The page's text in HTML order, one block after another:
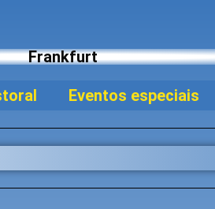
Frankfurt
Eventos especiais